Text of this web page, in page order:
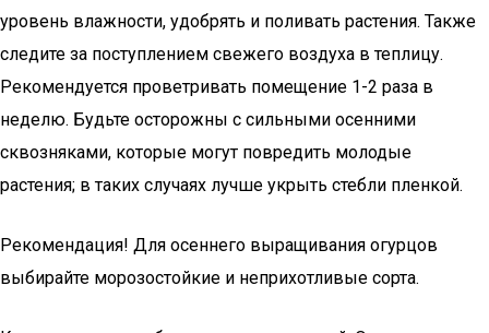
уровень влажности, удобрять и поливать растения. Также
следите за поступлением свежего воздуха в теплицу.
Рекомендуется проветривать помещение 1-2 раза в
неделю. Будьте осторожны с сильными осенними
сквозняками, которые могут повредить молодые
растения; в таких случаях лучше укрыть стебли пленкой.
Рекомендация! Для осеннего выращивания огурцов
выбирайте морозостойкие и неприхотливые сорта.